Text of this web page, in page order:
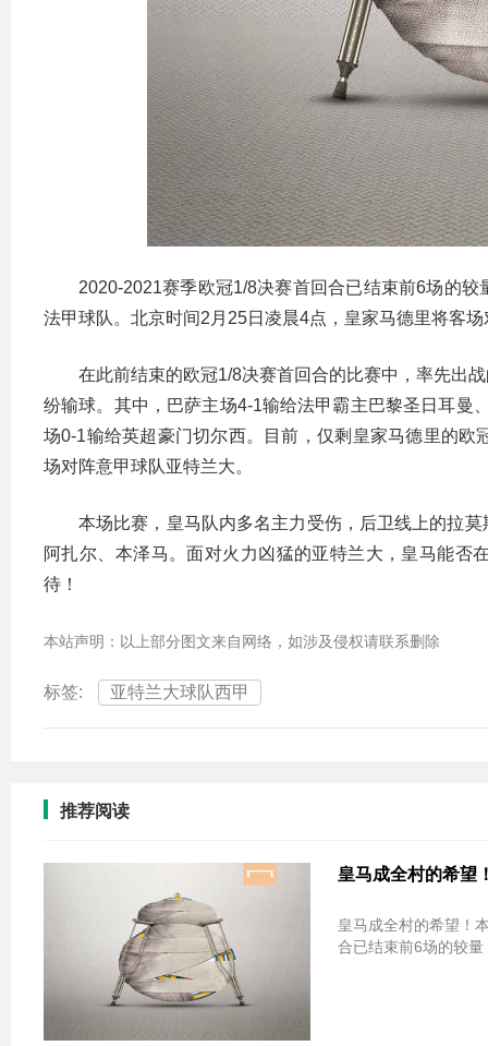
2020-2021赛季欧冠1/8决赛首回合已结束前6场的
法甲球队。北京时间2月25日凌晨4点，皇家马德里将客场
在此前结束的欧冠1/8决赛首回合的比赛中，率先出
纷输球。其中，巴萨主场4-1输给法甲霸主巴黎圣日耳曼
场0-1输给英超豪门切尔西。目前，仅剩皇家马德里的
场对阵意甲球队亚特兰大。
本场比赛，皇马队内多名主力受伤，后卫线上的拉
阿扎尔、本泽马。面对火力凶猛的亚特兰大，皇马能否
待！
本站声明：以上部分图文来自网络，如涉及侵权请联系删除
标签: 亚特兰大球队西甲
推荐阅读
皇马成全村的希望
皇马成全村的希望！本轮欧冠西
合已结束前6场的较